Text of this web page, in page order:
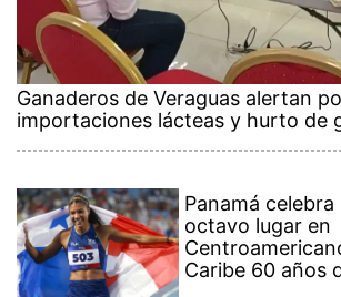
Ganaderos de Veraguas alertan
importaciones lácteas y hurto de
Panamá
octavo lugar en
Caribe 60 años